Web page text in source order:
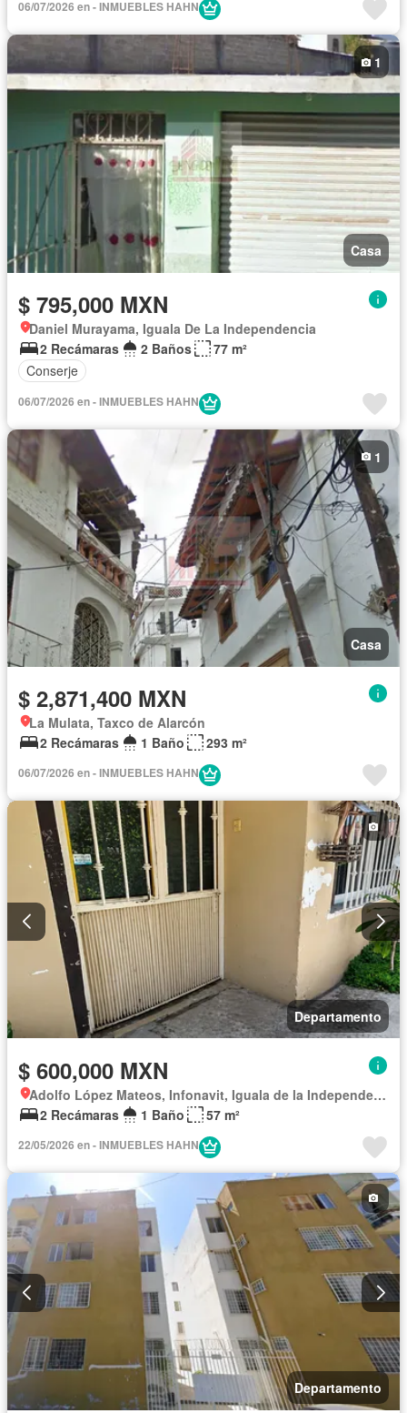
06/07/2026 en - INMUEBLES HAHN
Casa
1
$ 795,000 MXN
Daniel Murayama, Iguala De La Independencia
2 Recámaras
2 Baños
77 m²
Conserje
06/07/2026 en - INMUEBLES HAHN
Casa
1
$ 2,871,400 MXN
La Mulata, Taxco de Alarcón
2 Recámaras
1 Baño 293 m²
06/07/2026 en - INMUEBLES HAHN
Departamento
$ 600,000 MXN
Adolfo López Mateos, Infonavit, Iguala de la Independencia
2 Recámaras
1 Baño 57 m²
22/05/2026 en - INMUEBLES HAHN
Departamento